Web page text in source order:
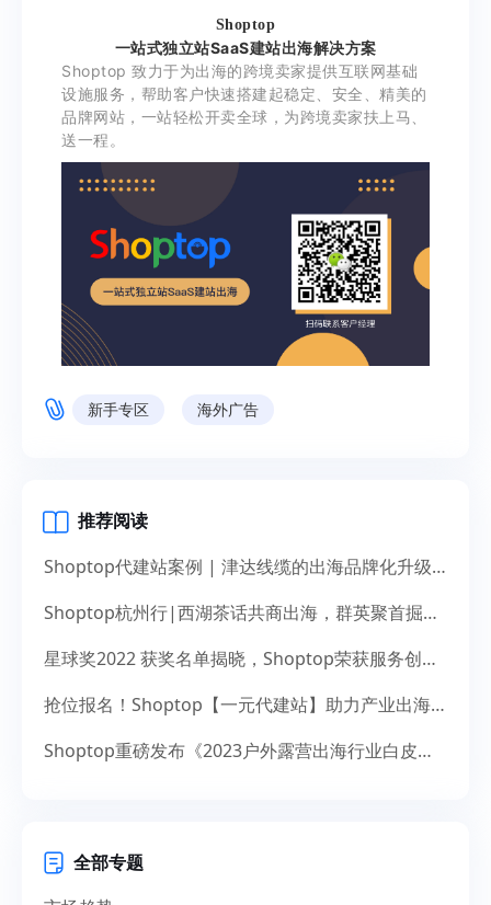
Shoptop
一站式独立站SaaS建站出海解决方案
Shoptop 致力于为出海的跨境卖家提供互联网基础
设施服务，帮助客户快速搭建起稳定、安全、精美的
品牌网站，一站轻松开卖全球，为跨境卖家扶上马、
送一程。
新手专区 海外广告
推荐阅读
Shoptop代建站案例 | 津达线缆的出海品牌化升级之道
Shoptop杭州行|西湖茶话共商出海，群英聚首掘金未来
星球奖2022 获奖名单揭晓，Shoptop荣获服务创新奖！
抢位报名！Shoptop【一元代建站】助力产业出海，献礼14周年
Shoptop重磅发布《2023户外露营出海行业白皮书》！聚焦150亿美元市场，探寻增长新机遇
全部专题